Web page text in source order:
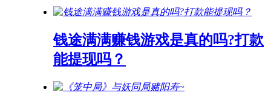
钱途满满赚钱游戏是真的吗?打款
能提现吗？